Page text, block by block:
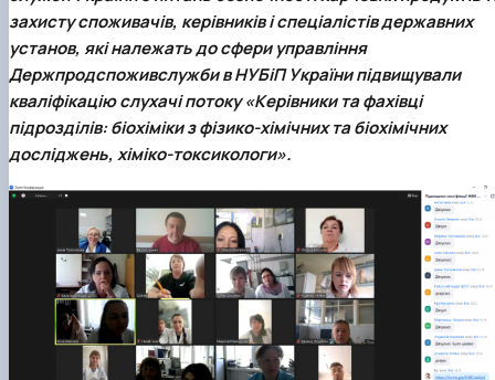
Прейскуранти на послуги
НОВИНИ
Trust Box
Вступ 2021 рік
Вступ 2020 рік
Вступ 2019 рік
Вступ 2018 рік
Pharmacology
захисту споживачів, керівників і спеціалістів державних
установ, які належать до сфери управління
Держпродспоживслужбив НУБіП України підвищували
кваліфікацію слухачі потоку «Керівники та фахівці
підрозділів: біохіміки з фізико-хімічних та біохімічних
досліджень, хіміко-токсикологи».